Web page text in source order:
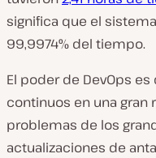
significa que el
99,9974% del tiempo.
El poder de DevOps
continuos en una gran
problemas de los
actualizaciones de